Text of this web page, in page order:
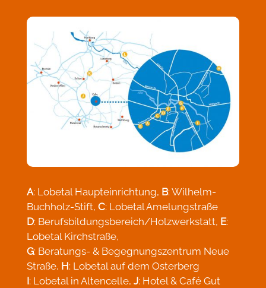
A: Lobetal Haupteinrichtung, B: Wilhelm-
Buchholz-Stift, C: Lobetal Amelungstraße
D: Berufsbildungsbereich/Holzwerkstatt, E:
Lobetal Kirchstraße,
G: Beratungs- & Begegnungszentrum Neue
Straße, H: Lobetal auf dem Osterberg
I: Lobetal in Altencelle, J: Hotel & Café Gut